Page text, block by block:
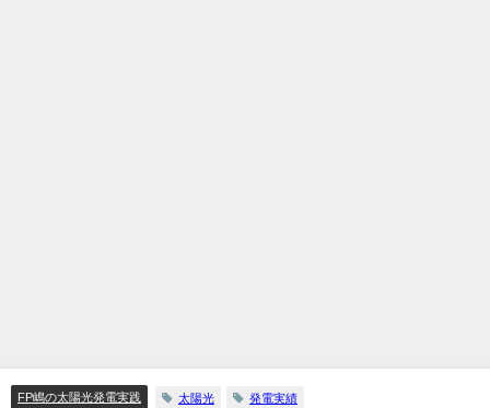
FP嶋の太陽光発電実践 太陽光 発電実績